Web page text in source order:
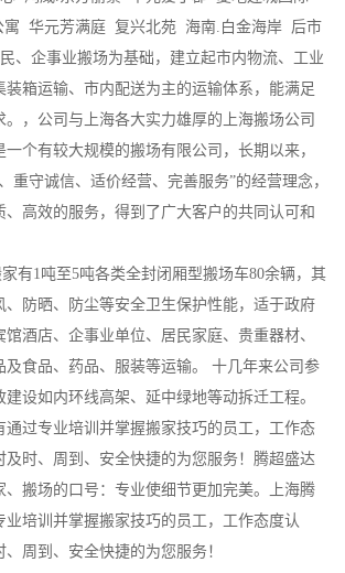
寓 华元芳满庭 复兴北苑 海南.白金海岸 后市
、企事业搬场为基础，建立起市内物流、工业
装箱运输、市内配送为主的运输体系，能满足
，公司与上海各大实力雄厚的上海搬场公司
个有较大规模的搬场有限公司，长期以来，
重守诚信、适价经营、完善服务”的经营理念，
、高效的服务，得到了广大客户的共同认可和
1吨至5吨各类全封闭厢型搬场车80余辆，其
、防晒、防尘等安全卫生保护性能，适于政府
酒店、企事业单位、居民家庭、贵重器材、
及食品、药品、服装等运输。 十几年来公司参
设如内环线高架、延中绿地等动拆迁工程。
通过专业培训并掌握搬家技巧的员工，工作态
及时、周到、安全快捷的为您服务！腾超盛达
、搬场的口号：专业使细节更加完美。上海腾
业培训并掌握搬家技巧的员工，工作态度认
时、周到、安全快捷的为您服务！